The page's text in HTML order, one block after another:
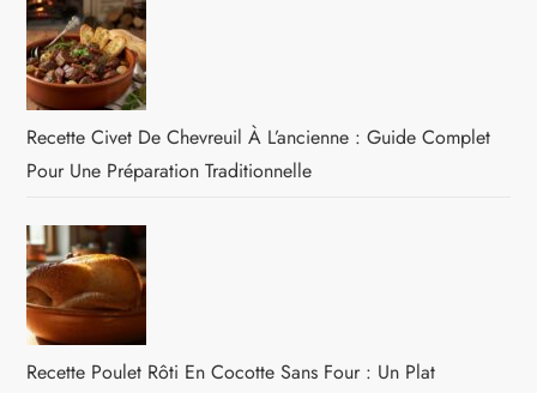
Recette Civet De Chevreuil À L’ancienne : Guide Complet
Pour Une Préparation Traditionnelle
Recette Poulet Rôti En Cocotte Sans Four : Un Plat